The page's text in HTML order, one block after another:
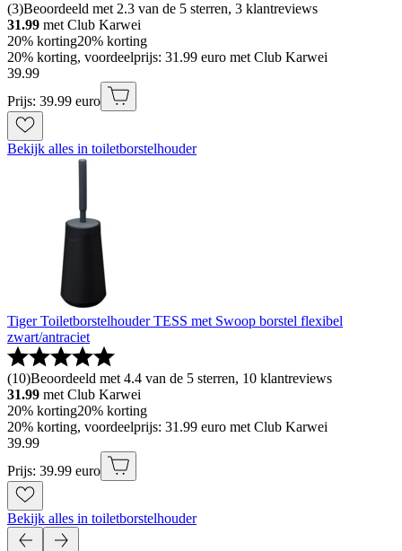
(3)Beoordeeld met 2.3 van de 5 sterren, 3 klantreviews
31.99 met Club Karwei
20% korting20% korting
20% korting, voordeelprijs: 31.99 euro met Club Karwei
39.99
Prijs: 39.99 euro
Bekijk alles in toiletborstelhouder
Tiger Toiletborstelhouder TESS met Swoop borstel flexibel
zwart/antraciet
(10)Beoordeeld met 4.4 van de 5 sterren, 10 klantreviews
31.99 met Club Karwei
20% korting20% korting
20% korting, voordeelprijs: 31.99 euro met Club Karwei
39.99
Prijs: 39.99 euro
Bekijk alles in toiletborstelhouder